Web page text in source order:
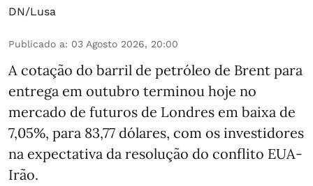
DN/Lusa
Publicado a: 03 Agosto 2026, 20:00
A cotação do barril de petróleo de Brent para
entrega em outubro terminou hoje no
mercado de futuros de Londres em baixa de
7,05%, para 83,77 dólares, com os investidores
na expectativa da resolução do conflito EUA-
Irão.